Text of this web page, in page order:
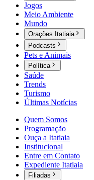
Jogos
Meio Ambiente
Mundo
Orações Itatiaia
Podcasts
Pets e Animais
Política
Saúde
Trends
Turismo
Últimas Notícias
Quem Somos
Programação
Ouça a Itatiaia
Institucional
Entre em Contato
Expediente Itatiaia
Filiadas